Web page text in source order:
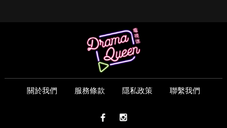
關於我們 服務條款 隱私政策 聯繫我們